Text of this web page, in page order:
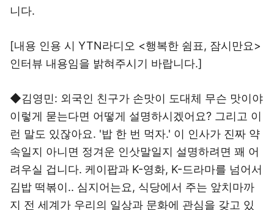
니다.
[내용 인용 시 YTN라디오 <행복한 쉼표, 잠시만요>
인터뷰 내용임을 밝혀주시기 바랍니다.]
◆김영민: 외국인 친구가 손맛이 도대체 무슨 맛이야
이렇게 묻는다면 어떻게 설명하시겠어요? 그리고 이
런 말도 있잖아요. '밥 한 번 먹자.' 이 인사가 진짜 약
속일지 아니면 정겨운 인삿말일지 설명하려면 꽤 어
려우실 겁니다. 케이팝과 K-영화, K-드라마를 넘어서
김밥 떡볶이.. 심지어는요, 식당에서 주는 앞치마까
지 전 세계가 우리의 일상과 문화에 관심을 갖고 있